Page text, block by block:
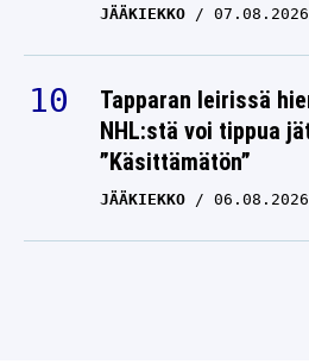
JÄÄKIEKKO 07.08.2026
Tapparan leirissä
NHL:stä voi tippua
”Käsittämätön”
JÄÄKIEKKO 06.08.2026